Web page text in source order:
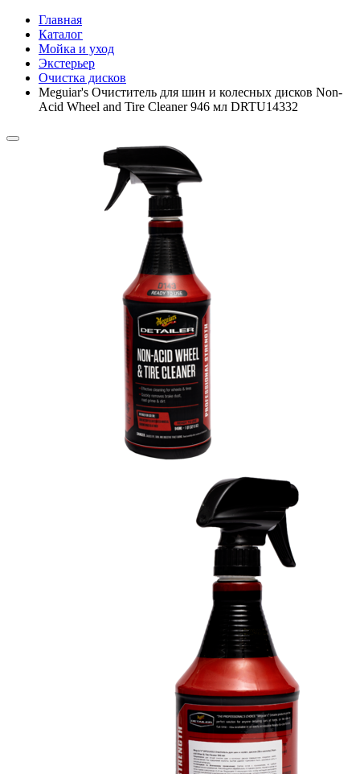
Главная
Каталог
Мойка и уход
Экстерьер
Очистка дисков
Meguiar's Очиститель для шин и колесных дисков Non-
Acid Wheel and Tire Cleaner 946 мл DRTU14332